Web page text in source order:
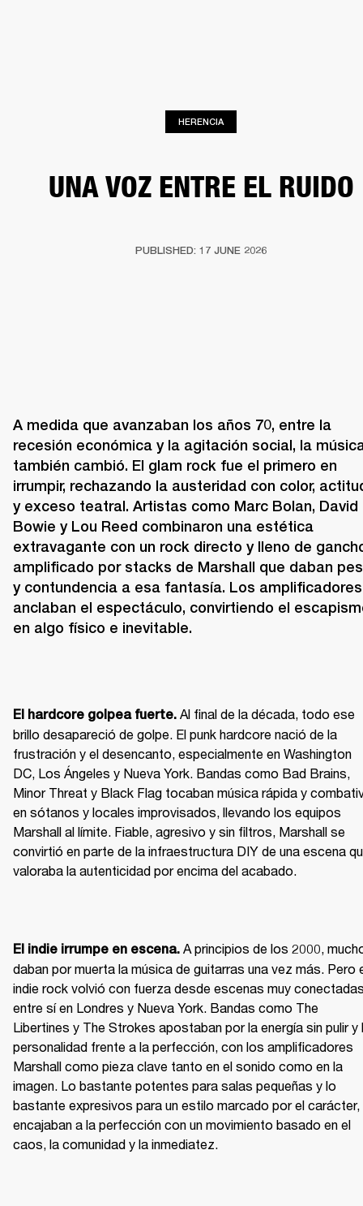
HERENCIA
UNA VOZ ENTRE EL RUIDO
PUBLISHED: 17 JUNE 2026
A medida que avanzaban los años 70, entre la
recesión económica y la agitación social, la
también cambió. El glam rock fue el primero en
irrumpir, rechazando la austeridad con color,
y exceso teatral. Artistas como Marc Bolan, David
Bowie y Lou Reed combinaron una estética
extravagante con un rock directo y lleno de
amplificado por stacks de Marshall que daban
y contundencia a esa fantasía. Los amplificadores
anclaban el espectáculo, convirtiendo el
en algo físico e inevitable.
El hardcore golpea fuerte. Al final de la década, todo ese
brillo desapareció de golpe. El punk hardcore nació de la
frustración y el desencanto, especialmente en Washington
DC, Los Ángeles y Nueva York. Bandas como Bad Brains,
Minor Threat y Black Flag tocaban música rápida y
en sótanos y locales improvisados, llevando los equipos
Marshall al límite. Fiable, agresivo y sin filtros, Marshall se
convirtió en parte de la infraestructura DIY de una escena
valoraba la autenticidad por encima del acabado.
El indie irrumpe en escena. A principios de los 2000,
daban por muerta la música de guitarras una vez más. Pero
indie rock volvió con fuerza desde escenas muy
entre sí en Londres y Nueva York. Bandas como The
Libertines y The Strokes apostaban por la energía sin pulir y
personalidad frente a la perfección, con los amplificadores
Marshall como pieza clave tanto en el sonido como en la
imagen. Lo bastante potentes para salas pequeñas y lo
bastante expresivos para un estilo marcado por el carácter,
encajaban a la perfección con un movimiento basado en el
caos, la comunidad y la inmediatez.